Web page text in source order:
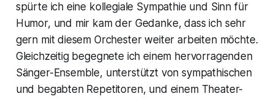
spürte ich eine kollegiale Sympathie und Sinn für
Humor, und mir kam der Gedanke, dass ich sehr
gern mit diesem Orchester weiter arbeiten möchte.
Gleichzeitig begegnete ich einem hervorragenden
Sänger-Ensemble, unterstützt von sympathischen
und begabten Repetitoren, und einem Theater-